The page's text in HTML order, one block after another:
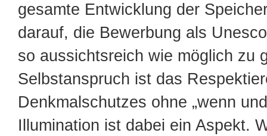
gesamte Entwicklung der
darauf, die Bewerbung als
so aussichtsreich wie möglich zu
Selbstanspruch ist das
Denkmalschutzes ohne „wenn
Illumination ist dabei ein Aspekt.